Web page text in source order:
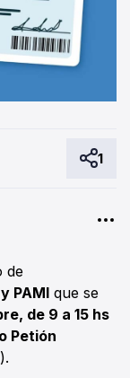
1
de
PAMI que se
de 9 a 15 hs
Petión